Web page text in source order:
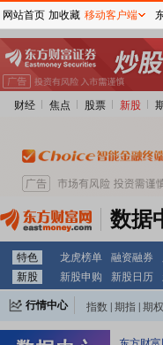
财经 焦点 股票 新股
数据
特色 龙虎榜单 融资融券
新股
新股申购 新股日历
行情中心 指数 期指 期权
网站首页 加收藏 移动客户端